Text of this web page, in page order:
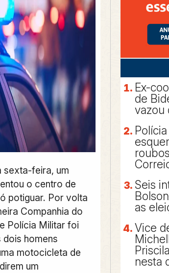
sexta-feira, um
o centro de
potiguar. Por volta
Companhia do
Polícia Militar foi
homens
motocicleta de
um
Ex-
de
vazou
Seis
as
Vice
nesta